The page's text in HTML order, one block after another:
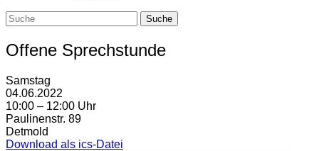
Offene Sprechstunde
Samstag
04.06.2022
10:00 – 12:00 Uhr
Paulinenstr. 89
Detmold
Download als ics-Datei